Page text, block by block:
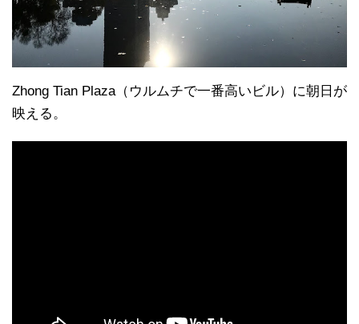
Zhong Tian Plaza（ウルムチで一番高いビル）に朝日が
映える。